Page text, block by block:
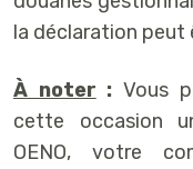
la déclaration
À noter : Vous
cette occasion
OENO, votre